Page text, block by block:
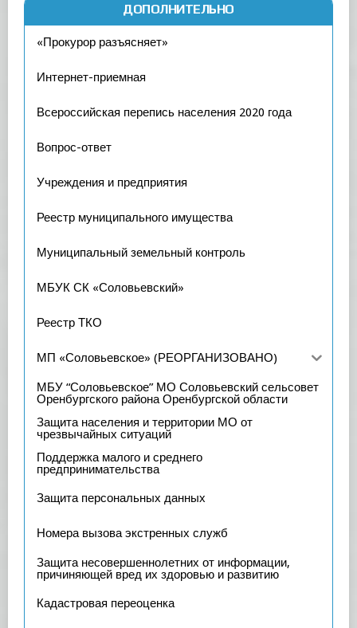
ДОПОЛНИТЕЛЬНО
«Прокурор разъясняет»
Интернет-приемная
Всероссийская перепись населения 2020 года
Вопрос-ответ
Учреждения и предприятия
Реестр муниципального имущества
Муниципальный земельный контроль
МБУК СК «Соловьевский»
Реестр ТКО
МП «Соловьевское» (РЕОРГАНИЗОВАНО)
МБУ “Соловьевское” МО Соловьевский сельсовет
Оренбургского района Оренбургской области
Защита населения и территории МО от
чрезвычайных ситуаций
Поддержка малого и среднего
предпринимательства
Защита персональных данных
Номера вызова экстренных служб
Защита несовершеннолетних от информации,
причиняющей вред их здоровью и развитию
Кадастровая переоценка